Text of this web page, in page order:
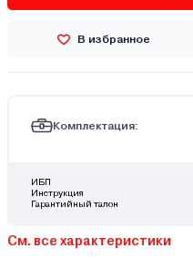
В избранное
Комплектация:
ИБП
Инструкция
Гарантийный талон
См. все характеристики